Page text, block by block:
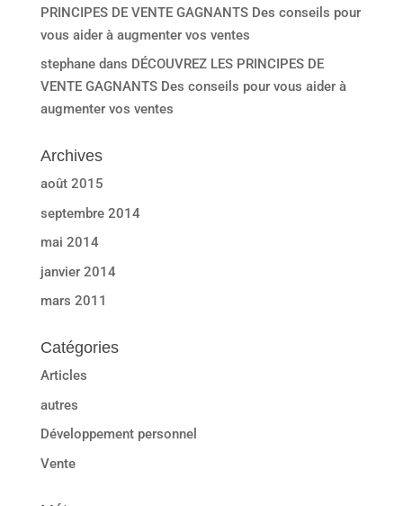
PRINCIPES DE VENTE GAGNANTS Des conseils pour
vous aider à augmenter vos ventes
stephanedans DÉCOUVREZ LES PRINCIPES DE
VENTE GAGNANTS Des conseils pour vous aider à
augmenter vos ventes
Archives
août 2015
septembre 2014
mai 2014
janvier 2014
mars 2011
Catégories
Articles
autres
Développement personnel
Vente